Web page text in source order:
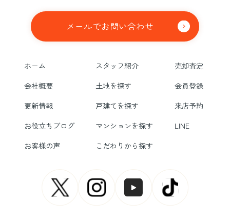
メールでお問い合わせ
ホーム スタッフ紹介
売却査定
会社概要
土地を探す
会員登録
更新情報
戸建てを探す
来店予約
お役立ちブログ
マンションを探す
LINE
お客様の声
こだわりから探す